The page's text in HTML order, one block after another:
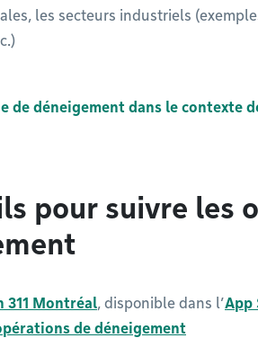
les secteurs industriels
de déneigement dans le contexte
pour suivre les
311 Montréal, disponible dans l’App
de déneigement